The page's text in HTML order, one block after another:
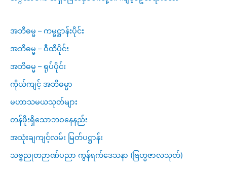
အဘိဓမ္မ – ကမ္မဋ္ဌာန်းပိုင်း
အဘိဓမ္မ – ဝီထိပိုင်း
အဘိဓမ္မ – ရုပ်ပိုင်း
ကိုယ်ကျင့် အဘိဓမ္မာ
မဟာသမယသုတ်များ
တန်ဖိုးရှိသောဘဝနေနည်း
အသုံးချကျင့်လမ်း မြတ်ပဋ္ဌာန်း
သဗ္ဗညုတဉာဏ်ပညာ ကွန်ရက်ဒေသနာ (ဗြဟ္မဇာလသုတ်)